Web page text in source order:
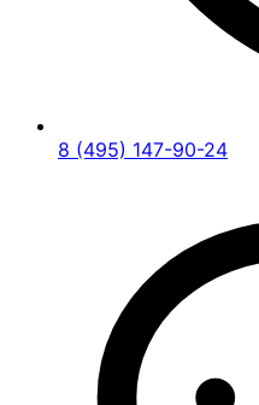
8 (495) 147-90-24